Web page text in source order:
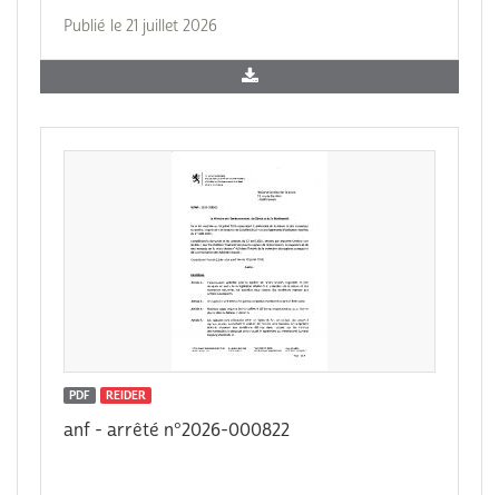
Publié le 21 juillet 2026
PDF REIDER
anf - arrêté n°2026-000822